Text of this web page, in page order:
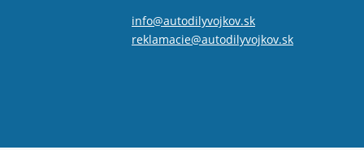
info@autodilyvojkov.sk
reklamacie@autodilyvojkov.sk